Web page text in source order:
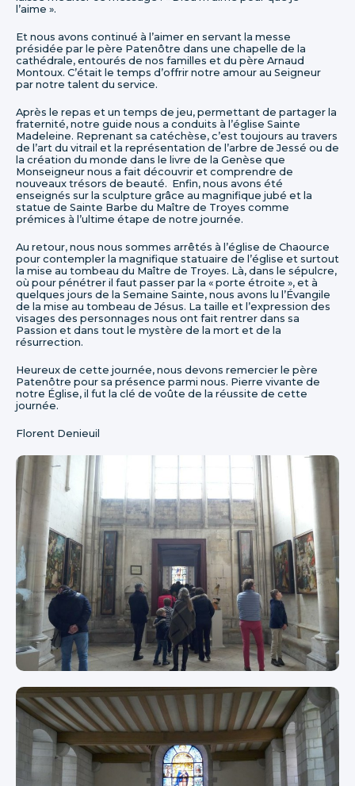
l’aime ».
Et nous avons continué à l’aimer en servant la messe
présidée par le père Patenôtre dans une chapelle de la
cathédrale, entourés de nos familles et du père Arnaud
Montoux. C’était le temps d’offrir notre amour au Seigneur
par notre talent du service.
Après le repas et un temps de jeu, permettant de partager la
fraternité, notre guide nous a conduits à l’église Sainte
Madeleine. Reprenant sa catéchèse, c’est toujours au travers
de l’art du vitrail et la représentation de l’arbre de Jessé ou de
la création du monde dans le livre de la Genèse que
Monseigneur nous a fait découvrir et comprendre de
nouveaux trésors de beauté. Enfin, nous avons été
enseignés sur la sculpture grâce au magnifique jubé et la
statue de Sainte Barbe du Maître de Troyes comme
prémices à l’ultime étape de notre journée.
Au retour, nous nous sommes arrêtés à l’église de Chaource
pour contempler la magnifique statuaire de l’église et surtout
la mise au tombeau du Maître de Troyes. Là, dans le sépulcre,
où pour pénétrer il faut passer par la « porte étroite », et à
quelques jours de la Semaine Sainte, nous avons lu l’Évangile
de la mise au tombeau de Jésus. La taille et l’expression des
visages des personnages nous ont fait rentrer dans sa
Passion et dans tout le mystère de la mort et de la
résurrection.
Heureux de cette journée, nous devons remercier le père
Patenôtre pour sa présence parmi nous. Pierre vivante de
notre Église, il fut la clé de voûte de la réussite de cette
journée.
Florent Denieuil